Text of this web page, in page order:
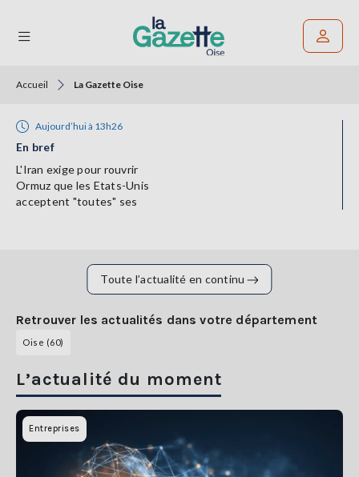
THÉMATIQUES
RÉGIONS
FORMATS
connecter
S'abonner
Accueil La Gazette Oise
Aujourd’hui à 13h26
En bref
L'Iran exige pour rouvrir
Ormuz que les Etats-Unis
acceptent "toutes" ses
Toute l’actualité en continu
Retrouver les actualités dans votre département
Oise (60)
L’actualité du moment
Entreprises